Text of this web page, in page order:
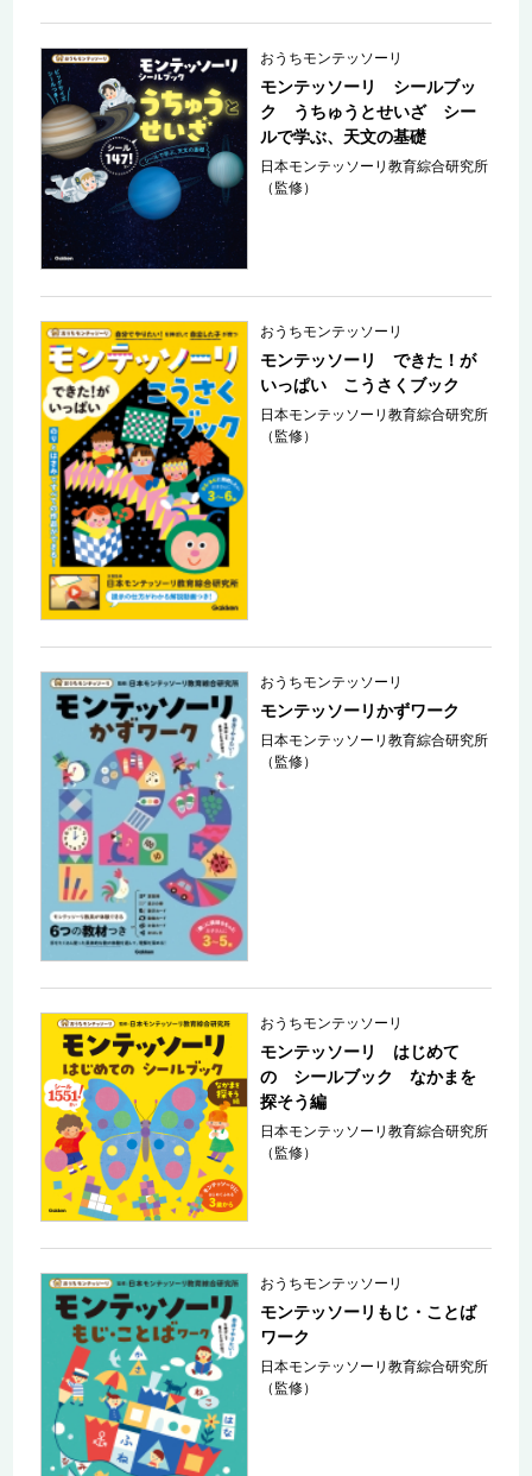
おうちモンテッソーリ
モンテッソーリ シールブッ
ク うちゅうとせいざ シー
ルで学ぶ、天文の基礎
日本モンテッソーリ教育綜合研究所
（監修）
おうちモンテッソーリ
モンテッソーリ できた！が
いっぱい こうさくブック
日本モンテッソーリ教育綜合研究所
（監修）
おうちモンテッソーリ
モンテッソーリかずワーク
日本モンテッソーリ教育綜合研究所
（監修）
おうちモンテッソーリ
モンテッソーリ はじめて
の シールブック なかまを
探そう編
日本モンテッソーリ教育綜合研究所
（監修）
おうちモンテッソーリ
モンテッソーリもじ・ことば
ワーク
日本モンテッソーリ教育綜合研究所
（監修）